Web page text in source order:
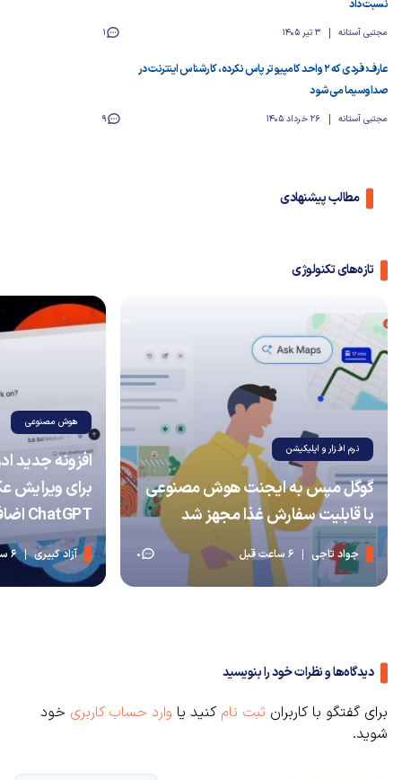
نسبت داد
مجتبی آستانه 3 تیر 1405 1
عارف: فردی که ۲ واحد کامپیوتر پاس نکرده، کارشناس اینترنت در
صداوسیما می‌شود
مجتبی آستانه 26 خرداد 1405 9
مطالب پیشنهادی
تازه‌های تکنولوژی
نرم افزار و اپلیکیشن
گوگل مپس به ایجنت هوش مصنوعی
با قابلیت سفارش غذا مجهز شد
جواد تاجی 6 ساعت قبل 0
هوش مصنوعی
برای ویرایش
ChatGPT اضافه شد
آزاد کبیری 6 ساعت قبل
دیدگاه‌ها و نظرات خود را بنویسید
برای گفتگو با کاربران ثبت نام کنید یا وارد حساب کاربری خود
شوید.